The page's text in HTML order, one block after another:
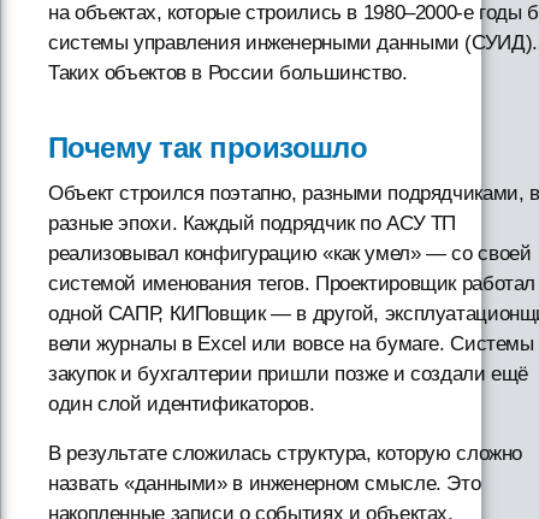
на объектах, которые строились в 1980–2000-е годы
системы управления инженерными данными (СУИД).
Таких объектов в России большинство.
Почему так произошло
Объект строился поэтапно, разными подрядчиками, в
разные эпохи. Каждый подрядчик по АСУ ТП
реализовывал конфигурацию «как умел» — со своей
системой именования тегов. Проектировщик
одной САПР, КИПовщик — в другой,
вели журналы в Excel или вовсе на бумаге. Системы
закупок и бухгалтерии пришли позже и создали ещё
один слой идентификаторов.
В результате сложилась структура, которую сложно
назвать «данными» в инженерном смысле. Это
накопленные записи о событиях и объектах,